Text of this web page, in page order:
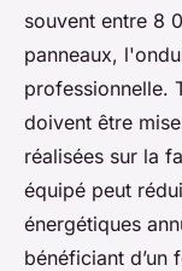
souvent entre 8
panneaux,
professionnelle.
doivent être
réalisées sur la
équipé peut
énergétiques
bénéficiant d’un